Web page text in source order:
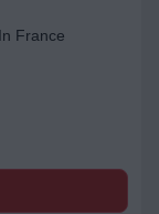
France